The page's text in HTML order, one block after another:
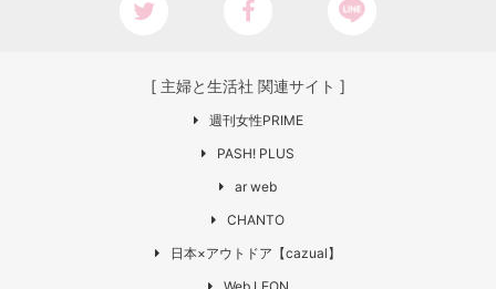
[ 主婦と生活社 関連サイト ]
週刊女性PRIME
PASH! PLUS
ar web
CHANTO
日本×アウトドア【cazual】